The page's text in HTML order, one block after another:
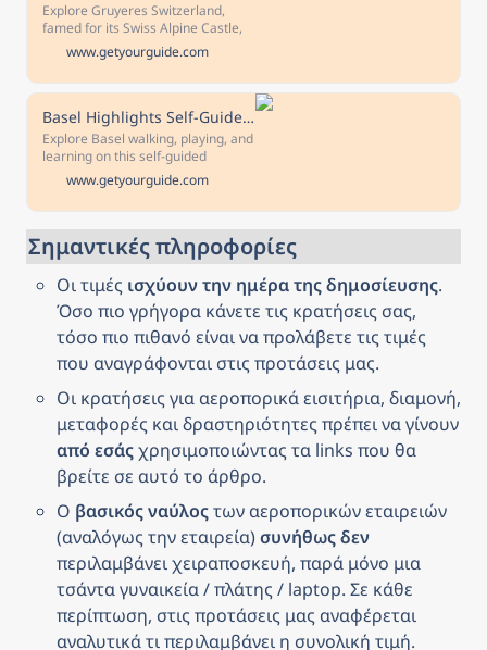
Explore Gruyeres Switzerland,
famed for its Swiss Alpine Castle,
Swiss Fondue cheese, and Swiss
chocolate! Discover the
magnificent Castle of Gruyeres
and treat your taste buds.
www.getyourguide.com
Basel Highlights Self-Guided Scavenger Hunt and Tour
Explore Basel walking, playing, and
learning on this self-guided
scavenger hunt and walking tour in
one. Using your phone as your
guide, solve riddles and see the
www.getyourguide.com
Σημαντικές πληροφορίες
Οι τιμές ισχύουν την ημέρα της δημοσίευσης.
Όσο πιο γρήγορα κάνετε τις κρατήσεις σας,
τόσο πιο πιθανό είναι να προλάβετε τις τιμές
που αναγράφονται στις προτάσεις μας.
Οι κρατήσεις για αεροπορικά εισιτήρια, διαμονή,
από εσάς χρησιμοποιώντας τα links που θα
βρείτε σε αυτό το άρθρο.
Ο βασικός ναύλος των αεροπορικών εταιρειών
(αναλόγως την εταιρεία) συνήθως δεν
περιλαμβάνει χειραποσκευή, παρά μόνο μια
τσάντα γυναικεία / πλάτης / laptop. Σε κάθε
περίπτωση, στις προτάσεις μας αναφέρεται
αναλυτικά τι περιλαμβάνει η συνολική τιμή.